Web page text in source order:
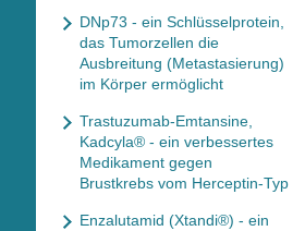
DNp73 - ein Schlüsselprotein,
das Tumorzellen die
Ausbreitung (Metastasierung)
im Körper ermöglicht
Trastuzumab-Emtansine,
Kadcyla® - ein verbessertes
Medikament gegen
Brustkrebs vom Herceptin-Typ
Enzalutamid (Xtandi®) - ein